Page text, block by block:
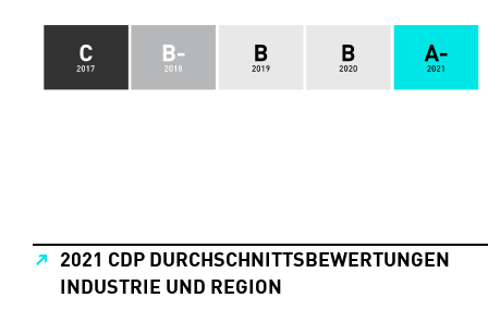
2021 CDP DURCHSCHNITTSBEWERTUNGEN
INDUSTRIE UND REGION